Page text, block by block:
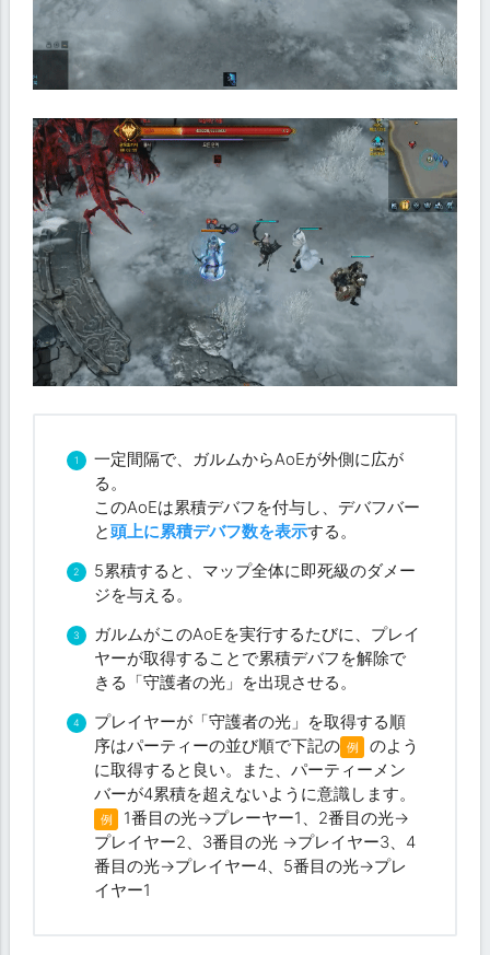
一定間隔で、ガルムからAoEが外側に広が
る。
このAoEは累積デバフを付与し、デバフバー
と頭上に累積デバフ数を表示する。
5累積すると、マップ全体に即死級のダメー
ジを与える。
ガルムがこのAoEを実行するたびに、プレイ
ヤーが取得することで累積デバフを解除で
きる「守護者の光」を出現させる。
プレイヤーが「守護者の光」を取得する順
序はパーティーの並び順で下記の 例
のよう
に取得すると良い。また、パーティーメン
バーが4累積を超えないように意識します。
例
1番目の光→プレーヤー1、2番目の光→
プレイヤー2、3番目の光 →プレイヤー3、4
番目の光→プレイヤー4、5番目の光→プレ
イヤー1